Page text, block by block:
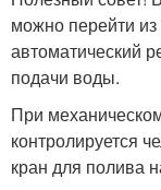
можно перейти из
автоматический
подачи воды.
При
контролируется
кран для полива